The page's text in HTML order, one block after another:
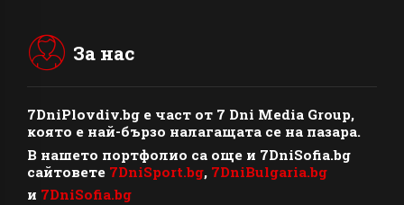
За нас
7DniPlovdiv.bg e част от 7 Dni Media Group,
която е най-бързо налагащата се на пазара.
В нашето портфолио са още и 7DniSofia.bg
сайтовете 7DniSport.bg, 7DniBulgaria.bg
и 7DniSofia.bg